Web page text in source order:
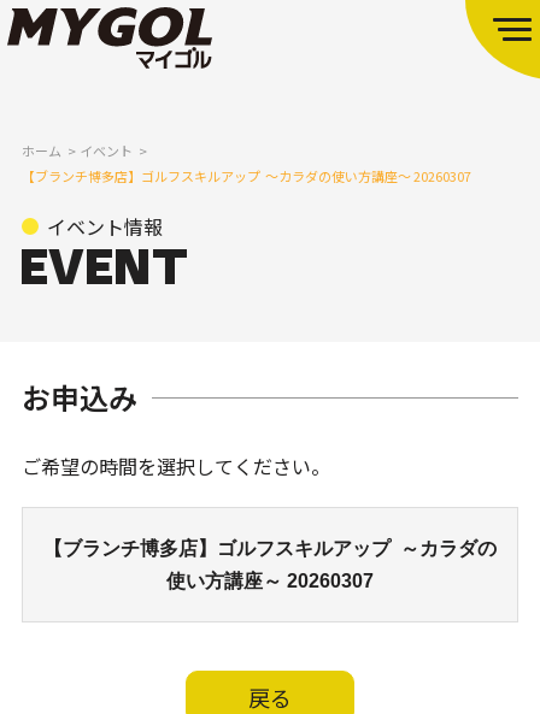
ホーム
イベント
【ブランチ博多店】ゴルフスキルアップ ～カラダの使い方講座～ 20260307
イベント情報
お申込み
ご希望の時間を選択してください。
【ブランチ博多店】ゴルフスキルアップ ～カラダの
使い方講座～ 20260307
戻る